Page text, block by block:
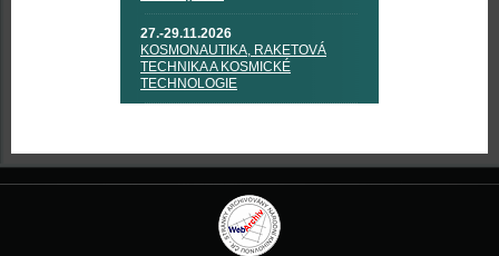
27.-29.11.2026
KOSMONAUTIKA, RAKETOVÁ
TECHNIKA A KOSMICKÉ
TECHNOLOGIE